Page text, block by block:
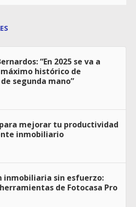
“En 2025 se va a
histórico de
segunda mano”
mejorar tu productividad
inmobiliario
inmobiliaria sin esfuerzo:
de Fotocasa Pro